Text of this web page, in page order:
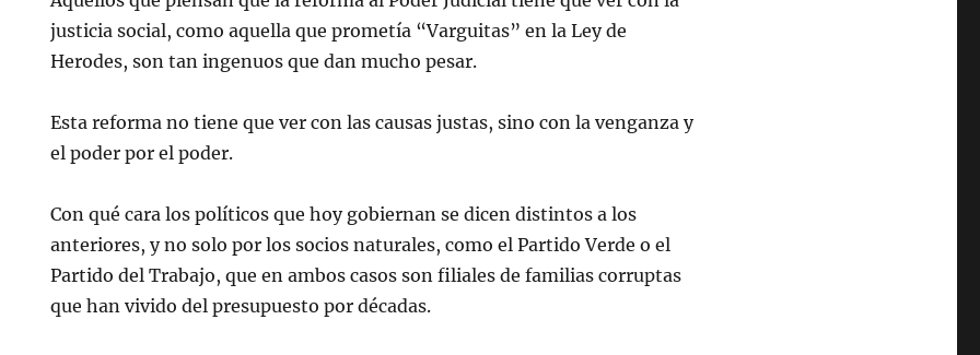
justicia social, como aquella que prometía “Varguitas” en la Ley de
Herodes, son tan ingenuos que dan mucho pesar.
Esta reforma no tiene que ver con las causas justas, sino con la venganza y
el poder por el poder.
Con qué cara los políticos que hoy gobiernan se dicen distintos a los
anteriores, y no solo por los socios naturales, como el Partido Verde o el
Partido del Trabajo, que en ambos casos son filiales de familias corruptas
que han vivido del presupuesto por décadas.